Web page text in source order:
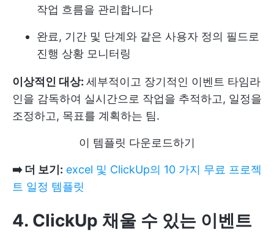
작업 흐름을 관리합니다
완료, 기간 및 단계와 같은 사용자 정의 필드로
진행 상황 모니터링
이상적인 대상: 세부적이고 장기적인 이벤트 타임라
인을 감독하여 실시간으로 작업을 추적하고, 일정을
조정하고, 목표를 계획하는 팀.
이 템플릿 다운로드하기
➡️ 더 보기: excel 및 ClickUp의 10 가지 무료 프로젝
트 일정 템플릿
4. ClickUp 채울 수 있는 이벤트